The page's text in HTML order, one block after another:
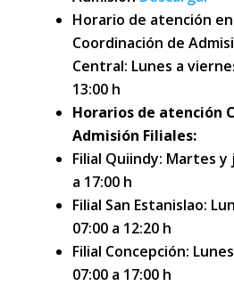
Horario de atención
Coordinación de
Central: Lunes a
13:00 h
Horarios de atención
Admisión Filiales:
Filial Quiindy: Martes y
a 17:00 h
Filial San Estanislao:
07:00 a 12:20 h
Filial Concepción:
07:00 a 17:00 h